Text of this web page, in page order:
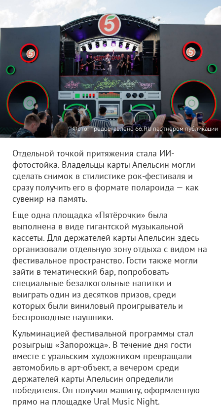
Фото: предоставлено 66.RU партнером публикации
Отдельной точкой притяжения стала ИИ-
фотостойка. Владельцы карты Апельсин могли
сделать снимок в стилистике рок-фестиваля и
сразу получить его в формате полароида — как
сувенир на память.
Еще одна площадка «Пятёрочки» была
выполнена в виде гигантской музыкальной
кассеты. Для держателей карты Апельсин здесь
организовали отдельную зону отдыха с видом на
фестивальное пространство. Гости также могли
зайти в тематический бар, попробовать
специальные безалкогольные напитки и
выиграть один из десятков призов, среди
которых были виниловый проигрыватель и
беспроводные наушники.
Кульминацией фестивальной программы стал
розыгрыш «Запорожца». В течение дня гости
вместе с уральским художником превращали
автомобиль в арт-объект, а вечером среди
держателей карты Апельсин определили
победителя. Он получил машину, оформленную
прямо на площадке Ural Music Night.